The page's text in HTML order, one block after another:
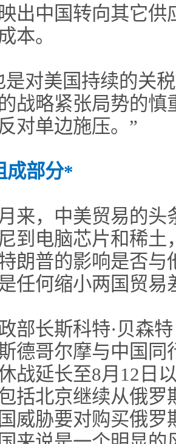
出中国转向其它
本。
是对美国持续的关
战略紧张局势的慎
对单边施压。”
成部分*
来，中美贸易的
到电脑芯片和稀
朗普的影响是否
任何缩小两国贸
部长斯科特·贝森
德哥尔摩与中国
战延长至8月12日
括北京继续从俄
威胁要对购买俄